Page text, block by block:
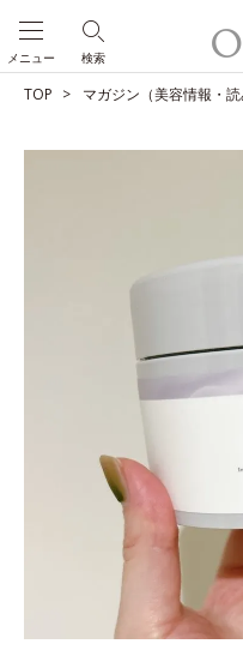
検索
メニュー
TOP マガジン（美容情報・読